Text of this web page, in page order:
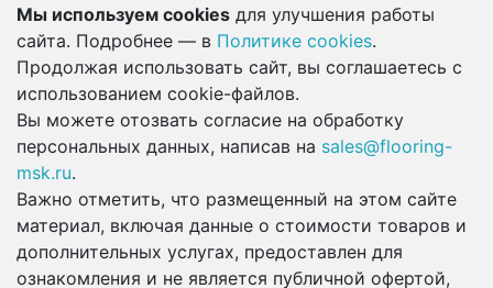
Мы используем cookies для улучшения работы
сайта. Подробнее — в Политике cookies.
Продолжая использовать сайт, вы соглашаетесь с
использованием cookie-файлов.
Вы можете отозвать согласие на обработку
персональных данных, написав на sales@flooring-
msk.ru.
Важно отметить, что размещенный на этом сайте
материал, включая данные о стоимости товаров и
дополнительных услугах, предоставлен для
ознакомления и не является публичной офертой,